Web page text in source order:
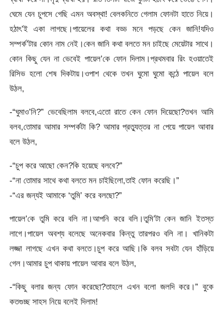
ঘেমে যেন চুপসে গেছি এমন অবস্থা! বেলকনিতে গেলাম ফোনটা হাতে নিয়ে।
হঠাৎ’ই একা লাগছে।পায়েলের কথা বড্ড মনে পড়ছে কেন জানি!যদিও
সম্পর্ক’টার কোন নাম নেই।কেন জানি কথা বলতে মন চাইছে মেয়েটার সাথে।
কোন কিছু যেন না ভেবেই পায়েল’কে ফোন দিলাম।প্রথমবার রিং হওয়াতেই
রিসিভ হলো শেষ দিকটায়।ওপাশ থেকে তখন ঘুমো ঘুমো কন্ঠে পায়েল বলে
উঠল,
-“ঘুমাও’নি?” ভেবেছিলাম বলবে,এতো রাতে কেন ফোন দিয়েছো?তখন আমি
বলব,তোমার আমার সম্পর্কটা কি? আমার প্রত্যুত্তর না পেয়ে পায়েল আবার
বলে উঠল,
-“চুপ করে আছো কেন?কি হয়েছে বলবে?”
-“না তোমার সাথে কথা বলতে মন চাইছিলো,তাই ফোন করেছি।”
-“এর জন্যই আমাকে ‘তুমি’ করে বলছো?”
পায়েল’কে তুমি করে বলি না।আপনি করে বলি।তুমি’টা কেন জানি ইতস্ত
লাগে।পায়েল অবশ্য বলেছে অনেকবার কিন্তু তারপরও বলি না। খানিকটা
লজ্জা লাগছে এখন কথা বলতে।চুপ করে আছি।কি বলব সবটা যেন হাঁড়িয়ে
গেল।আমার চুপ থাকায় পায়েল আবার বলে উঠল,
-“কিছু বলার জন্য ফোন করেছো?তাহলে এখন বলো জলদি করে।” বুকে
কতগুচ্ছ সাহস নিয়ে বলেই দিলাম!